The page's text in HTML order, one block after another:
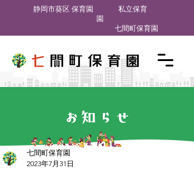
私立保育
園
七間町保育園
​静岡市葵区 保育園
お知らせ
七間町保育園
2023年7月31日